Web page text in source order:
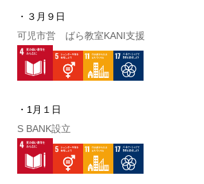
・３月９日
可児市営 ばら教室KANI支援
・1月１日
S BANK設立